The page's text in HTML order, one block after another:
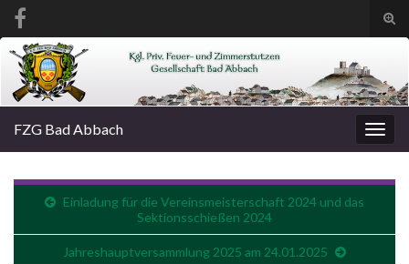
Search for:
FZG Bad Abbach
Einladung für die Vereinsmeisterschaft 2024 und das
Sektionsschießen 2024
Jahreshauptversammlung 2025 am 24.01.2025